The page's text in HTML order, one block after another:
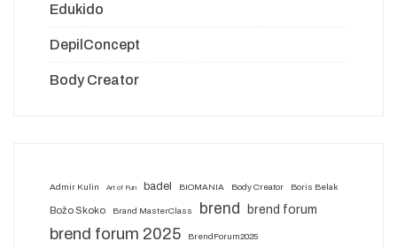
Edukido
DepilConcept
Body Creator
Admir Kulin Art of Fun badel BIOMANIA Body Creator Boris Belak
Božo Skoko Brand MasterClass brend brend forum
brend forum 2025 BrendForum2025